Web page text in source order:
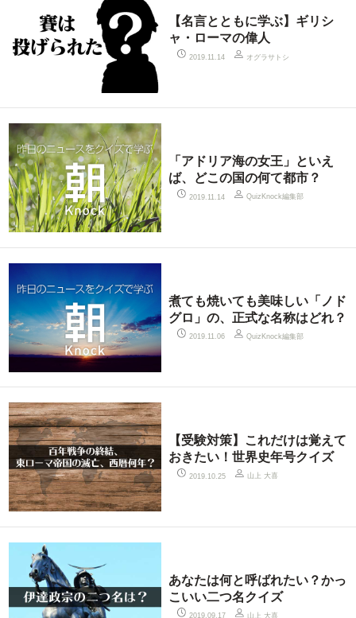
【名言とともに学ぶ】ギリシ
ャ・ローマの偉人
2019.11.14 オグラサトシ
「アドリア海の女王」といえ
ば、どこの国の何て都市？
2019.11.14 QuizKnock編集部
煮ても焼いても美味しい「ノド
グロ」の、正式な名称はどれ？
2019.11.06 QuizKnock編集部
【受験対策】これだけは覚えて
おきたい！世界史年号クイズ
2019.10.25 山上 大喜
あなたは何と呼ばれたい？かっ
こいい二つ名クイズ
2019.09.17 山上 大喜